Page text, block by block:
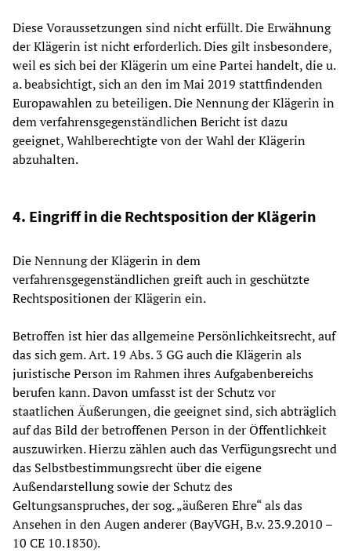
Diese Voraussetzungen sind nicht erfüllt. Die Erwähnung
der Klägerin ist nicht erforderlich. Dies gilt insbesondere,
weil es sich bei der Klägerin um eine Partei handelt, die u.
a. beabsichtigt, sich an den im Mai 2019 stattfindenden
Europawahlen zu beteiligen. Die Nennung der Klägerin in
dem verfahrensgegenständlichen Bericht ist dazu
geeignet, Wahlberechtigte von der Wahl der Klägerin
abzuhalten.
4. Eingriff in die Rechtsposition der Klägerin
Die Nennung der Klägerin in dem
verfahrensgegenständlichen greift auch in geschützte
Rechtspositionen der Klägerin ein.
Betroffen ist hier das allgemeine Persönlichkeitsrecht, auf
das sich gem. Art. 19 Abs. 3 GG auch die Klägerin als
juristische Person im Rahmen ihres Aufgabenbereichs
berufen kann. Davon umfasst ist der Schutz vor
staatlichen Äußerungen, die geeignet sind, sich abträglich
auf das Bild der betroffenen Person in der Öffentlichkeit
auszuwirken. Hierzu zählen auch das Verfügungsrecht und
das Selbstbestimmungsrecht über die eigene
Außendarstellung sowie der Schutz des
Geltungsanspruches, der sog. „äußeren Ehre“ als das
Ansehen in den Augen anderer (BayVGH, B.v. 23.9.2010 –
10 CE 10.1830).